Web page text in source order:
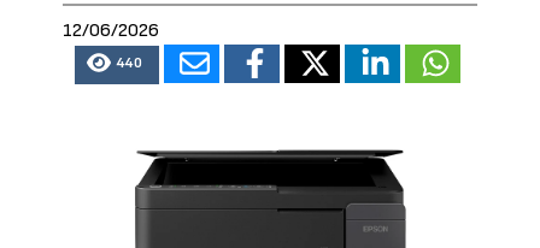
12/06/2026
440